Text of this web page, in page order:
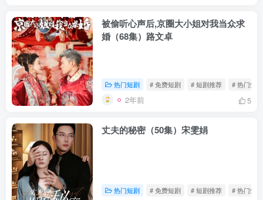
被偷听心声后,京圈大小姐对我当众求
婚（68集）路文卓
热门短剧 # 免费短剧 # 短剧推荐 # 热门短剧
2年前 5
丈夫的秘密（50集）宋雯娟
热门短剧 # 免费短剧 # 短剧推荐 # 热门短剧